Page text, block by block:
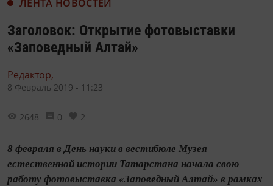
ЛЕНТА НОВОСТЕЙ
Заголовок: Открытие фотовыставки
«Заповедный Алтай»
Редактор,
8 Февраль 2019 - 11:23
2648 0 2
8 февраля в День науки в вестибюле Музея
естественной истории Татарстана начала свою
работу фотовыставка «Заповедный Алтай» в рамках